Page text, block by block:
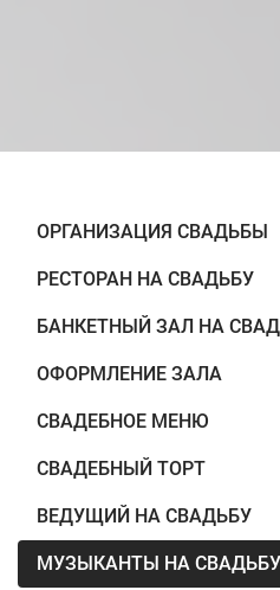
ОРГАНИЗАЦИЯ СВАДЬБЫ
РЕСТОРАН НА СВАДЬБУ
БАНКЕТНЫЙ ЗАЛ НА
ОФОРМЛЕНИЕ ЗАЛА
СВАДЕБНОЕ МЕНЮ
СВАДЕБНЫЙ ТОРТ
ВЕДУЩИЙ НА СВАДЬБУ
МУЗЫКАНТЫ НА СВАДЬБУ